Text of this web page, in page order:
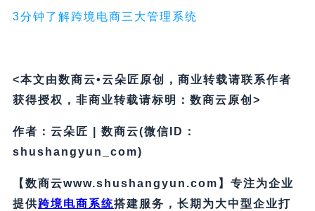
3分钟了解跨境电商三大管理系统
<本文由数商云•云朵匠原创，商业转载请联系作者
获得授权，非商业转载请标明：数商云原创>
作者：云朵匠 | 数商云(微信ID：
shushangyun_com)
【数商云www.shushangyun.com】专注为企业
提供跨境电商系统搭建服务，长期为大中型企业打